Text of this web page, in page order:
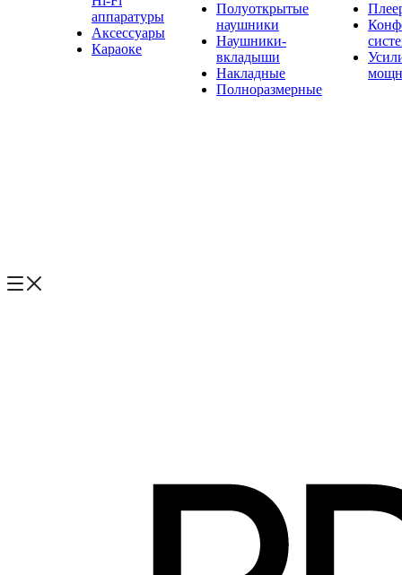
аппаратуры
Аксессуары
Караоке
Полуоткрытые
наушники
Наушники-
вкладыши
Накладные
Полноразмерные